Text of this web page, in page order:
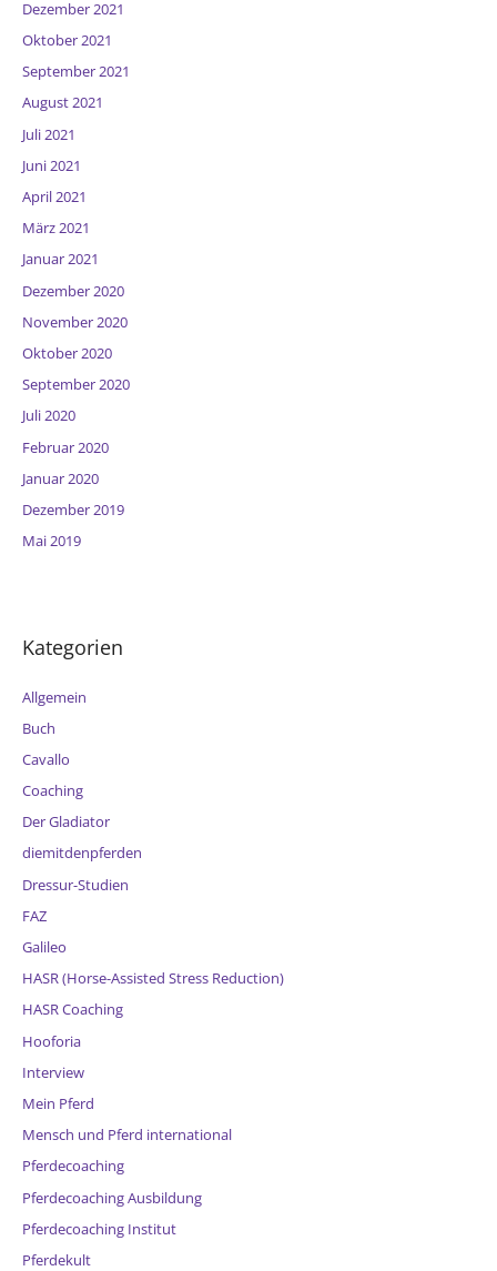
Dezember 2021
Oktober 2021
September 2021
August 2021
Juli 2021
Juni 2021
April 2021
März 2021
Januar 2021
Dezember 2020
November 2020
Oktober 2020
September 2020
Juli 2020
Februar 2020
Januar 2020
Dezember 2019
Mai 2019
Kategorien
Allgemein
Buch
Cavallo
Coaching
Der Gladiator
diemitdenpferden
Dressur-Studien
FAZ
Galileo
HASR (Horse-Assisted Stress Reduction)
HASR Coaching
Hooforia
Interview
Mein Pferd
Mensch und Pferd international
Pferdecoaching
Pferdecoaching Ausbildung
Pferdecoaching Institut
Pferdekult